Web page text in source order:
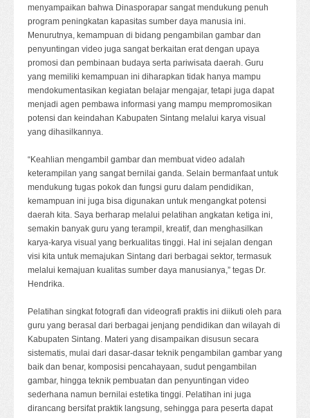
menyampaikan bahwa Dinasporapar sangat mendukung penuh
program peningkatan kapasitas sumber daya manusia ini.
Menurutnya, kemampuan di bidang pengambilan gambar dan
penyuntingan video juga sangat berkaitan erat dengan upaya
promosi dan pembinaan budaya serta pariwisata daerah. Guru
yang memiliki kemampuan ini diharapkan tidak hanya mampu
mendokumentasikan kegiatan belajar mengajar, tetapi juga dapat
menjadi agen pembawa informasi yang mampu mempromosikan
potensi dan keindahan Kabupaten Sintang melalui karya visual
yang dihasilkannya.
“Keahlian mengambil gambar dan membuat video adalah
keterampilan yang sangat bernilai ganda. Selain bermanfaat untuk
mendukung tugas pokok dan fungsi guru dalam pendidikan,
kemampuan ini juga bisa digunakan untuk mengangkat potensi
daerah kita. Saya berharap melalui pelatihan angkatan ketiga ini,
semakin banyak guru yang terampil, kreatif, dan menghasilkan
karya-karya visual yang berkualitas tinggi. Hal ini sejalan dengan
visi kita untuk memajukan Sintang dari berbagai sektor, termasuk
melalui kemajuan kualitas sumber daya manusianya,” tegas Dr.
Hendrika.
Pelatihan singkat fotografi dan videografi praktis ini diikuti oleh para
guru yang berasal dari berbagai jenjang pendidikan dan wilayah di
Kabupaten Sintang. Materi yang disampaikan disusun secara
sistematis, mulai dari dasar-dasar teknik pengambilan gambar yang
baik dan benar, komposisi pencahayaan, sudut pengambilan
gambar, hingga teknik pembuatan dan penyuntingan video
sederhana namun bernilai estetika tinggi. Pelatihan ini juga
dirancang bersifat praktik langsung, sehingga para peserta dapat